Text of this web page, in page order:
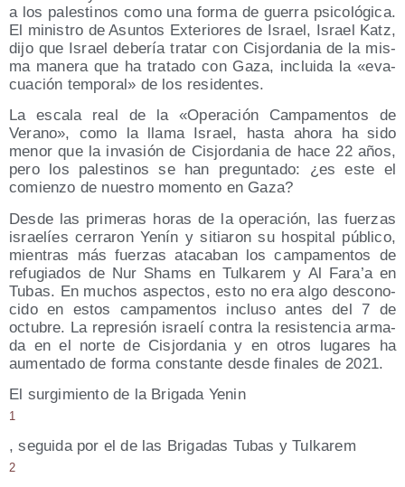
a los pales­ti­nos como una for­ma de gue­rra psi­co­ló­gi­ca.
El minis­tro de Asun­tos Exte­rio­res de Israel, Israel Katz,
dijo que Israel debe­ría tra­tar con Cis­jor­da­nia de la mis­
ma mane­ra que ha tra­ta­do con Gaza, inclui­da la «eva­
cua­ción tem­po­ral» de los residentes.
La esca­la real de la «Ope­ra­ción Cam­pa­men­tos de
Verano», como la lla­ma Israel, has­ta aho­ra ha sido
menor que la inva­sión de Cis­jor­da­nia de hace 22 años,
pero los pales­ti­nos se han pre­gun­ta­do: ¿es este el
comien­zo de nues­tro momen­to en Gaza?
Des­de las pri­me­ras horas de la ope­ra­ción, las fuer­zas
israe­líes cerra­ron Yenín y sitia­ron su hos­pi­tal públi­co,
mien­tras más fuer­zas ata­ca­ban los cam­pa­men­tos de
refu­gia­dos de Nur Shams en Tul­ka­rem y Al Fara’a en
Tubas. En muchos aspec­tos, esto no era algo des­co­no­
ci­do en estos cam­pa­men­tos inclu­so antes del 7 de
octu­bre. La repre­sión israe­lí con­tra la resis­ten­cia arma­
da en el nor­te de Cis­jor­da­nia y en otros luga­res ha
aumen­ta­do de for­ma cons­tan­te des­de fina­les de 2021.
El sur­gi­mien­to de la Bri­ga­da Yenin
1
, segui­da por el de las Bri­ga­das Tubas y Tulkarem
2